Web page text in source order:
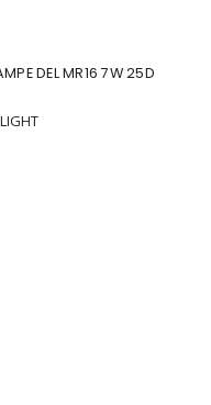
DEL MR16 7W 25D